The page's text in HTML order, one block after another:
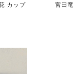
カップ
宮田